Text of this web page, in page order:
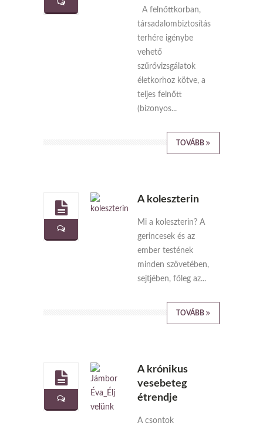
A felnőttkorban,
társadalombiztosítás
terhére igénybe
vehető
szűrővizsgálatok
életkorhoz kötve, a
teljes felnőtt
(bizonyos...
TOVÁBB
A koleszterin
Mi a koleszterin? A
gerincesek és az
ember testének
minden szövetében,
sejtjében, főleg az...
TOVÁBB
A krónikus
vesebeteg
étrendje
A csontok